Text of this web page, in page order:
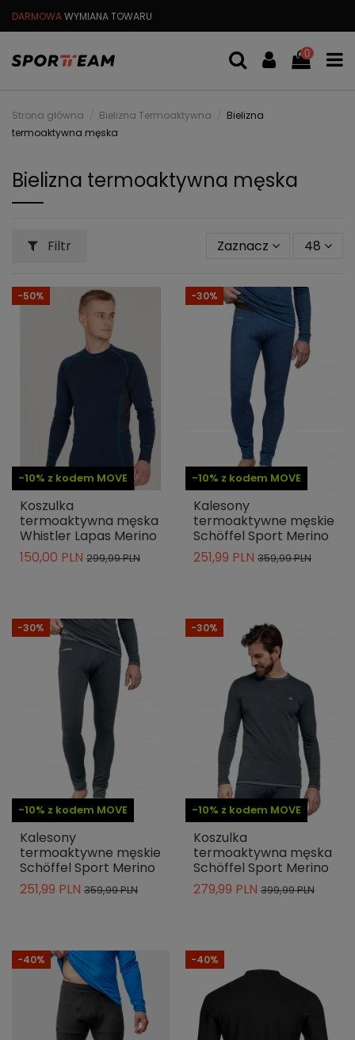
DARMOWAWYMIANA TOWARU
0
Strona główna Bielizna Termoaktywna
Bielizna
termoaktywna męska
Bielizna termoaktywna męska
Filtr Zaznacz 48
-10% z kodem MOVE
-50%
Koszulka
termoaktywna męska
Whistler Lapas Merino
150,00 PLN 299,99 PLN
-10% z kodem MOVE
-30%
Kalesony
termoaktywne męskie
Schöffel Sport Merino
251,99 PLN 359,99 PLN
-10% z kodem MOVE
-30%
Kalesony
termoaktywne męskie
Schöffel Sport Merino
251,99 PLN 359,99 PLN
-10% z kodem MOVE
-30%
Koszulka
termoaktywna męska
Schöffel Sport Merino
279,99 PLN 399,99 PLN
-40% -40%